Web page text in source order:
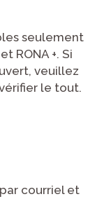
seulement
RONA +. Si
veuillez
le tout.
courriel et